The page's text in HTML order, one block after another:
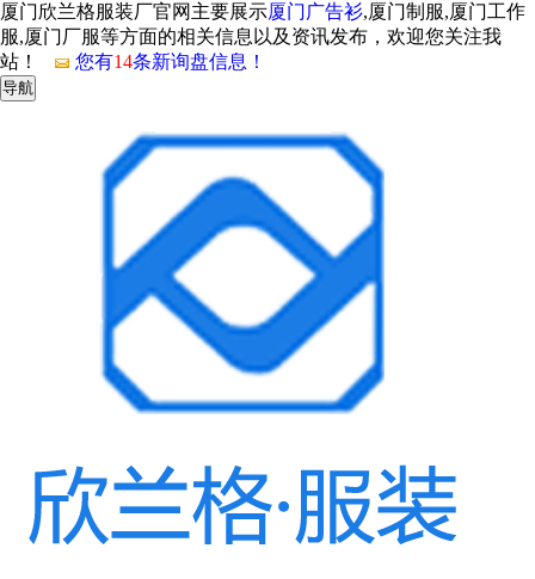
厦门欣兰格服装厂官网主要展示厦门广告衫,厦门制服,厦门工作
服,厦门厂服等方面的相关信息以及资讯发布，欢迎您关注我
站！
您有14条新询盘信息！
导航